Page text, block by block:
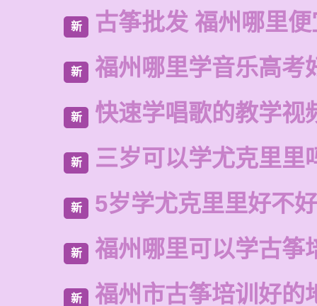
新 古筝批发 福州哪里
新 福州哪里学音乐高考
新 快速学唱歌的教学视
新 三岁可以学尤克里里
新 5岁学尤克里里好不好
新 福州哪里可以学古筝
新 福州市古筝培训好的